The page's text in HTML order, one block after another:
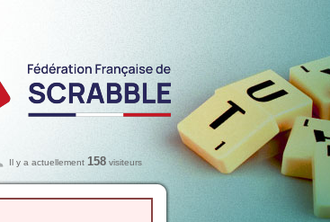
Il y a actuellement 158 visiteurs